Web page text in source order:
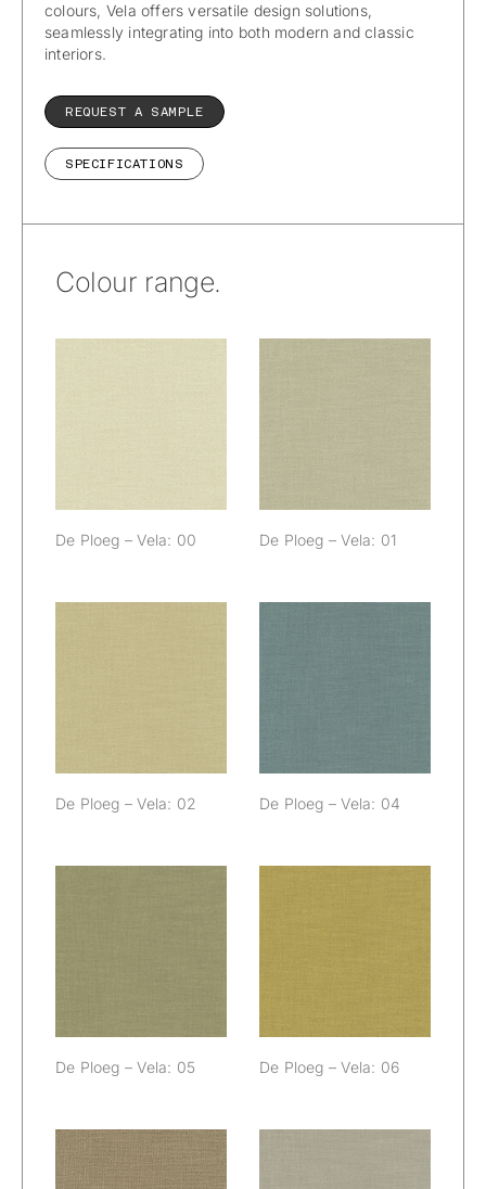
colours, Vela offers versatile design solutions,
seamlessly integrating into both modern and classic
interiors.
REQUEST A SAMPLE
SPECIFICATIONS
Colour range.
De Ploeg – Vela: 00 De Ploeg – Vela: 01
De Ploeg – Vela: 02 De Ploeg – Vela: 04
De Ploeg – Vela: 05 De Ploeg – Vela: 06